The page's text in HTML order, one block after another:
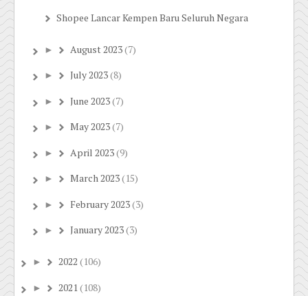
Shopee Lancar Kempen Baru Seluruh Negara
► August 2023(7)
► July 2023(8)
► June 2023(7)
► May 2023(7)
► April 2023(9)
► March 2023(15)
► February 2023(3)
► January 2023(3)
► 2022 (106)
► 2021(108)